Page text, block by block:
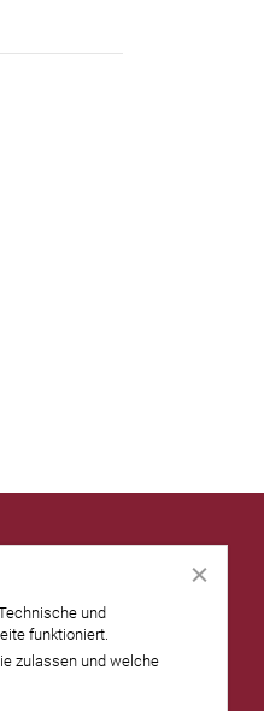
und
funktioniert.
zulassen und welche